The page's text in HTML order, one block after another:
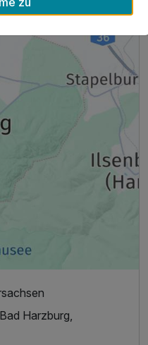
Harzburg,